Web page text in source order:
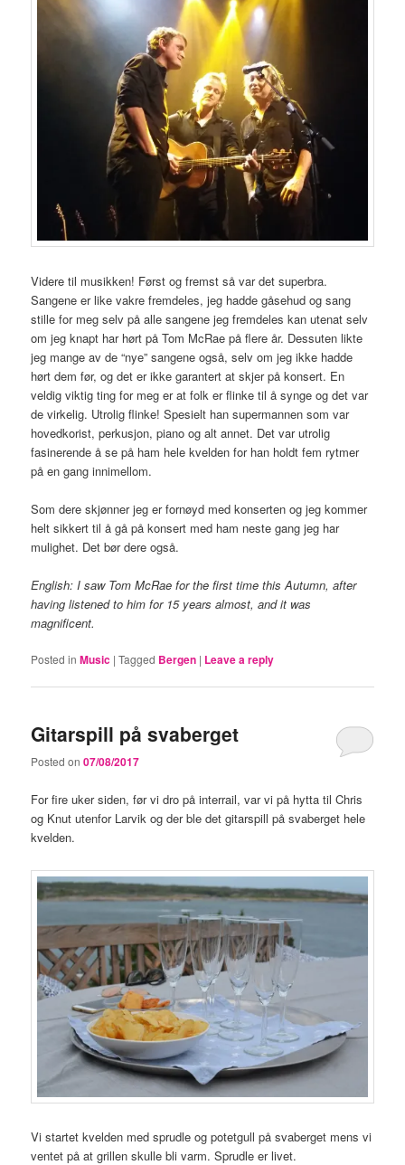
Videre til musikken! Først og fremst så var det superbra.
Sangene er like vakre fremdeles, jeg hadde gåsehud og sang
stille for meg selv på alle sangene jeg fremdeles kan utenat selv
om jeg knapt har hørt på Tom McRae på flere år. Dessuten likte
jeg mange av de “nye” sangene også, selv om jeg ikke hadde
hørt dem før, og det er ikke garantert at skjer på konsert. En
veldig viktig ting for meg er at folk er flinke til å synge og det var
de virkelig. Utrolig flinke! Spesielt han supermannen som var
hovedkorist, perkusjon, piano og alt annet. Det var utrolig
fasinerende å se på ham hele kvelden for han holdt fem rytmer
på en gang innimellom.
Som dere skjønner jeg er fornøyd med konserten og jeg kommer
helt sikkert til å gå på konsert med ham neste gang jeg har
mulighet. Det bør dere også.
English: I saw Tom McRae for the first time this Autumn, after
having listened to him for 15 years almost, and it was
magnificent.
Posted in Music |Tagged Bergen | Leave a reply
Gitarspill på svaberget
Posted on07/08/2017
For fire uker siden, før vi dro på interrail, var vi på hytta til Chris
og Knut utenfor Larvik og der ble det gitarspill på svaberget hele
kvelden.
Vi startet kvelden med sprudle og potetgull på svaberget mens vi
ventet på at grillen skulle bli varm. Sprudle er livet.